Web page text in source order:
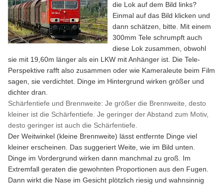
die Lok auf dem Bild links?
Einmal auf das Bild klicken und
dann schätzen, bitte. Mit einem
300mm Tele schrumpft auch
diese Lok zusammen, obwohl
sie mit 19,60m länger als ein LKW mit Anhänger ist. Die Tele-
Perspektive rafft also zusammen oder wie Kameraleute beim Film
sagen, sie verdichtet. Dinge im Hintergrund wirken größer und
dichter dran.
Schärfentiefe und Brennweite: Je größer die Brennweite, desto
kleiner ist die Schärfentiefe. Je geringer der Abstand zum Motiv,
desto geringer ist auch die Schärfentiefe.
Der Weitwinkel (kleine Brennweite) lässt entfernte Dinge viel
kleiner erscheinen. Das suggeriert Weite, wie im Bild unten.
Dinge im Vordergrund wirken dann manchmal zu groß. Im
Extremfall geraten die gewohnten Proportionen aus den Fugen.
Dann wirkt die Nase im Gesicht plötzlich riesig und wahnsinnig